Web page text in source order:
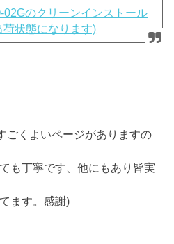
02Gのクリーンインストール
状態になります)
ごくよいページがありますの
も丁寧です、他にもあり皆実
ます。感謝)